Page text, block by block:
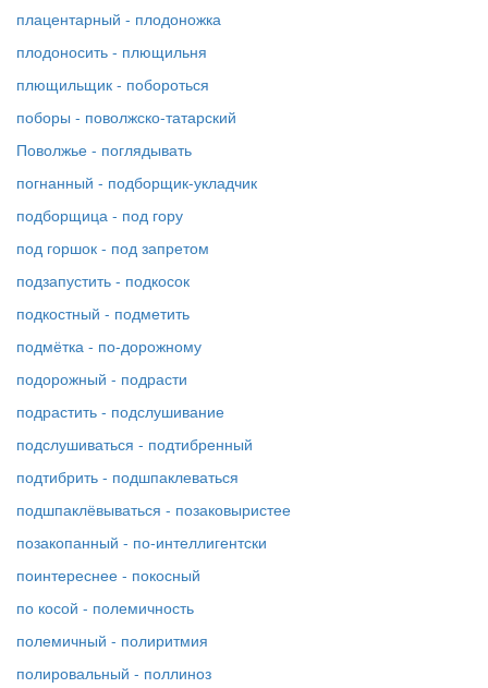
плацентарный - плодоножка
плодоносить - плющильня
плющильщик - побороться
поборы - поволжско-татарский
Поволжье - поглядывать
погнанный - подборщик-укладчик
подборщица - под гору
под горшок - под запретом
подзапустить - подкосок
подкостный - подметить
подмётка - по-дорожному
подорожный - подрасти
подрастить - подслушивание
подслушиваться - подтибренный
подтибрить - подшпаклеваться
подшпаклёвываться - позаковыристее
позакопанный - по-интеллигентски
поинтереснее - покосный
по косой - полемичность
полемичный - полиритмия
полировальный - поллиноз